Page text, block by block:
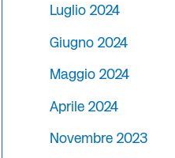
Luglio 2024
Giugno 2024
Maggio 2024
Aprile 2024
Novembre 2023